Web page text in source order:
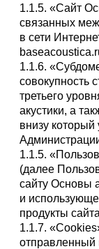
1.1.5. «Сайт
связанных
в сети
1.1.6.
совокупность
третьего
акустики, а
внизу
1.1.5.
(далее
сайту Основы
и
продукты
1.1.7.
отправленный